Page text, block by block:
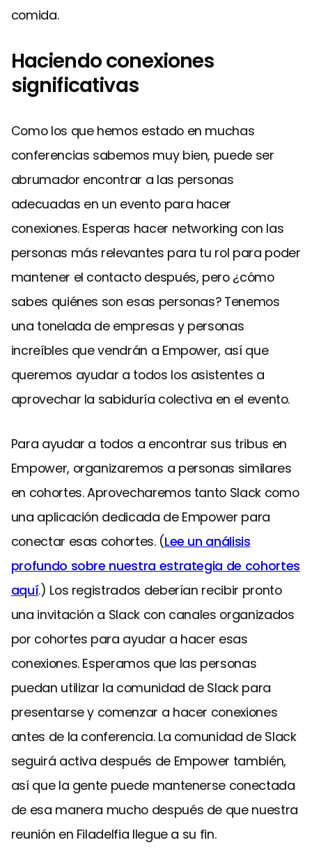
comida.
Haciendo conexiones
significativas
Como los que hemos estado en muchas
conferencias sabemos muy bien, puede ser
abrumador encontrar a las personas
adecuadas en un evento para hacer
conexiones. Esperas hacer networking con las
personas más relevantes para tu rol para poder
mantener el contacto después, pero ¿cómo
sabes quiénes son esas personas? Tenemos
una tonelada de empresas y personas
increíbles que vendrán a Empower, así que
queremos ayudar a todos los asistentes a
aprovechar la sabiduría colectiva en el evento.
Para ayudar a todos a encontrar sus tribus en
Empower, organizaremos a personas similares
en cohortes. Aprovecharemos tanto Slack como
una aplicación dedicada de Empower para
conectar esas cohortes. (Lee un análisis
profundo sobre nuestra estrategia de cohortes
aquí.) Los registrados deberían recibir pronto
una invitación a Slack con canales organizados
por cohortes para ayudar a hacer esas
conexiones. Esperamos que las personas
puedan utilizar la comunidad de Slack para
presentarse y comenzar a hacer conexiones
antes de la conferencia. La comunidad de Slack
seguirá activa después de Empower también,
así que la gente puede mantenerse conectada
de esa manera mucho después de que nuestra
reunión en Filadelfia llegue a su fin.